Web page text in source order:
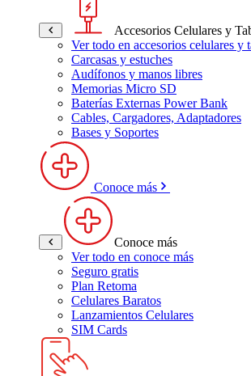
Accesorios Celulares y
Ver todo en accesorios celulares y
Carcasas y estuches
Audífonos y manos libres
Memorias Micro SD
Baterías Externas Power Bank
Cables, Cargadores, Adaptadores
Bases y Soportes
Conoce más
Conoce más
Ver todo en conoce más
Seguro gratis
Plan Retoma
Celulares Baratos
Lanzamientos Celulares
SIM Cards